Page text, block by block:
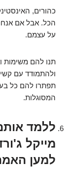
כהורים,
הכל. אבל אם
על עצמם.
תנו להם משימות
ולהתמודד עם
תפתרו להם כל
המסוגלות.
ללמד
מייקל
למען